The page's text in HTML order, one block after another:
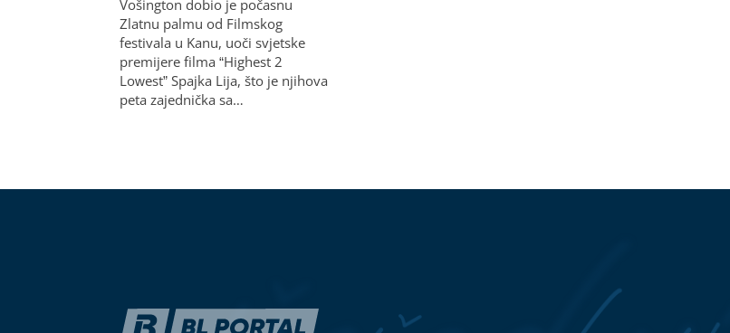
Vošington dobio je počasnu
Zlatnu palmu od Filmskog
festivala u Kanu, uoči svjetske
premijere filma “Highest 2
Lowest” Spajka Lija, što je njihova
peta zajednička sa…